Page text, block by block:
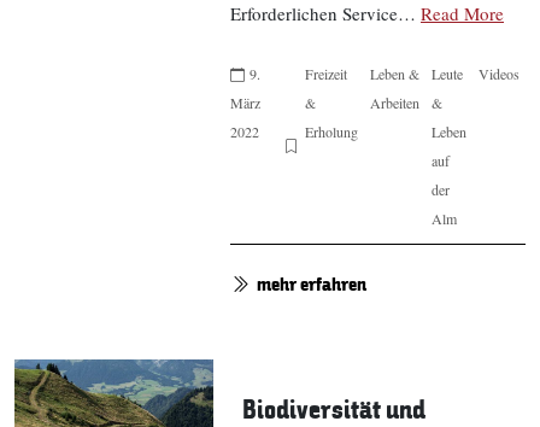
Erforderlichen Service… Read More
9.
März
2022
Freizeit
&
Erholung
Leben &
Arbeiten
Leute
&
Leben
auf
der
Alm
Videos
mehr erfahren
Biodiversität und